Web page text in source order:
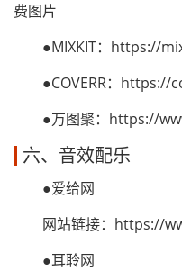
费图片
●MIXKIT：https://
●COVERR：https://
●万图聚：https://
六、音效配乐
●爱给网
网站链接：https://
●耳聆网